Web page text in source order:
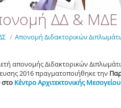
ΔΔ & ΜΔΕ
/ Απονομή Διδακτορικών
απονομής Διδακτορικών
2016 πραγματοποιήθηκε την
στο Κέντρο Αρχιτεκτονικής